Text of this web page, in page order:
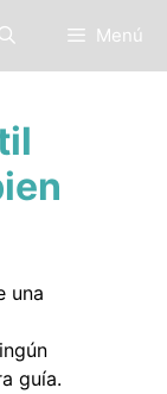
Menú
una
guía.